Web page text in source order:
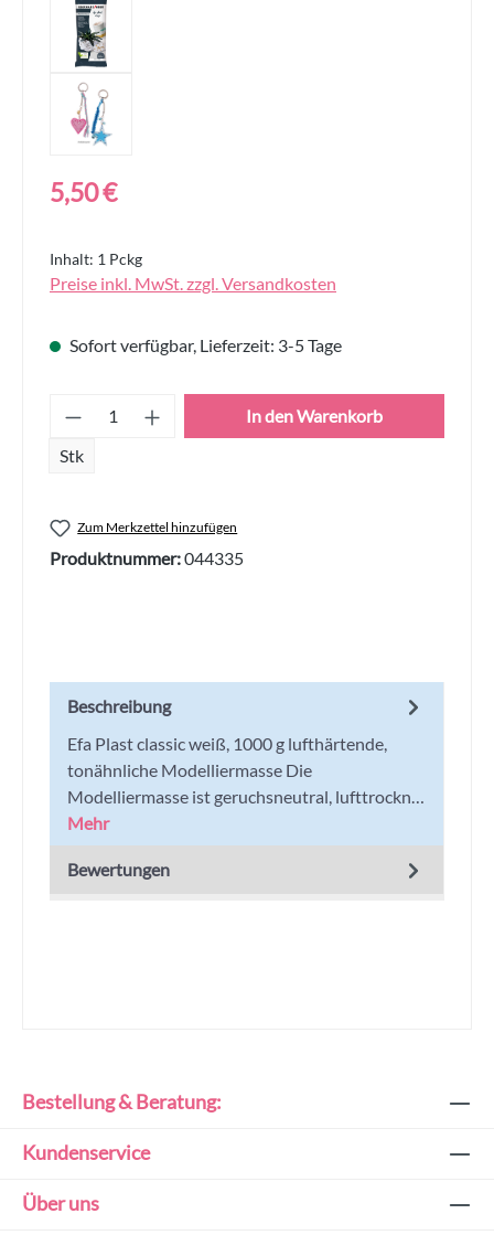
Regulärer Preis:
5,50 €
Inhalt: 1 Pckg
Preise inkl. MwSt. zzgl. Versandkosten
Sofort verfügbar, Lieferzeit: 3-5 Tage
Produkt Anzahl: Gib den gewünschten
Stk
In den Warenkorb
Zum Merkzettel hinzufügen
Produktnummer:044335
Beschreibung
Efa Plast classic weiß, 1000 g lufthärtende,
tonähnliche Modelliermasse Die
Modelliermasse ist geruchsneutral, lufttrockn…
Mehr
Bewertungen
Bestellung & Beratung:
Kundenservice
Über uns